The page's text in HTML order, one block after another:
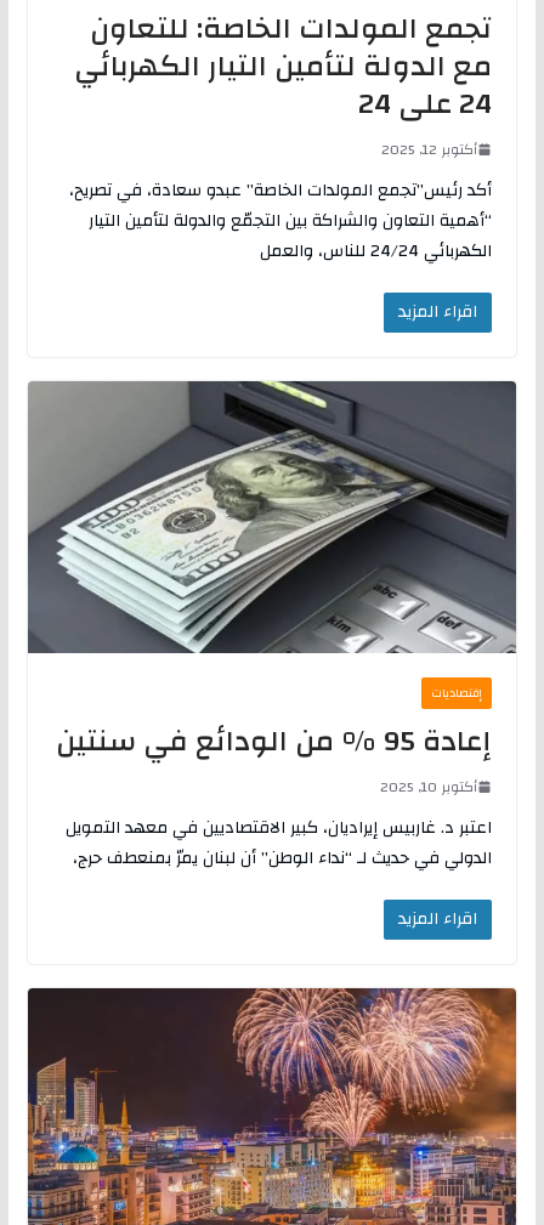
تجمع المولدات الخاصة: للتعاون
مع الدولة لتأمين التيار الكهربائي
24 على 24
أكتوبر 12, 2025
أكد رئيس”تجمع المولدات الخاصة” عبدو سعادة، في تصريح،
“أهمية التعاون والشراكة بين التجمّع والدولة لتأمين التيار
الكهربائي 24/24 للناس، والعمل
اقراء المزيد
إقتصاديات
إعادة 95 % من الودائع في سنتين
أكتوبر 10, 2025
اعتبر د. غاربيس إيراديان، كبير الاقتصاديين في معهد التمويل
الدولي في حديث لـ “نداء الوطن” أن لبنان يمرّ بمنعطف حرج،
اقراء المزيد